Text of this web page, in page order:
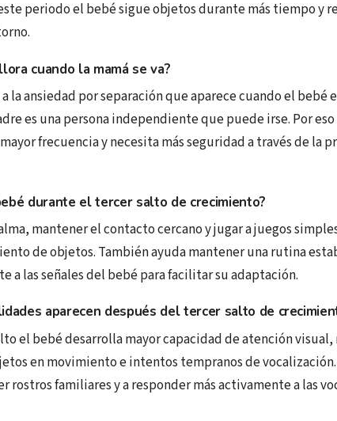
periodo el bebé sigue objetos durante más tiempo y
cuando la mamá se va?
la ansiedad por separación que aparece cuando el bebé
es una persona independiente que puede irse. Por eso
frecuencia y necesita más seguridad a través de la
durante el tercer salto de crecimiento?
mantener el contacto cercano y jugar a juegos
de objetos. También ayuda mantener una rutina
a las señales del bebé para facilitar su adaptación.
aparecen después del tercer salto de
el bebé desarrolla mayor capacidad de atención
en movimiento e intentos tempranos de
rostros familiares y a responder más activamente a las